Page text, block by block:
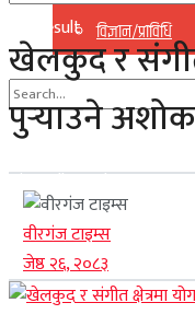
विज्ञान/प्राविधि
No Result
View All Result
No Result
View All Result
खेलकुद र संगीत
पुर्‍याउने
वीरगंज टाइम्स
जेष्ठ २६, २०८३